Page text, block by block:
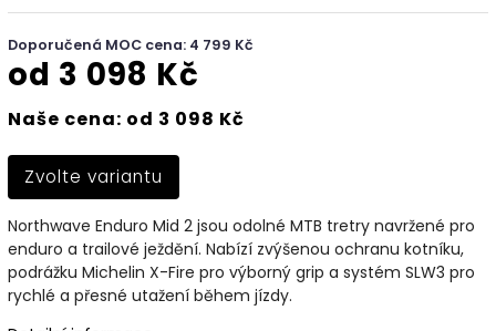
Doporučená MOC cena: 4 799 Kč
od 3 098 Kč
Naše cena: od 3 098 Kč
Zvolte variantu
Northwave Enduro Mid 2 jsou odolné MTB tretry navržené pro
enduro a trailové ježdění. Nabízí zvýšenou ochranu kotníku,
podrážku Michelin X-Fire pro výborný grip a systém SLW3 pro
rychlé a přesné utažení během jízdy.